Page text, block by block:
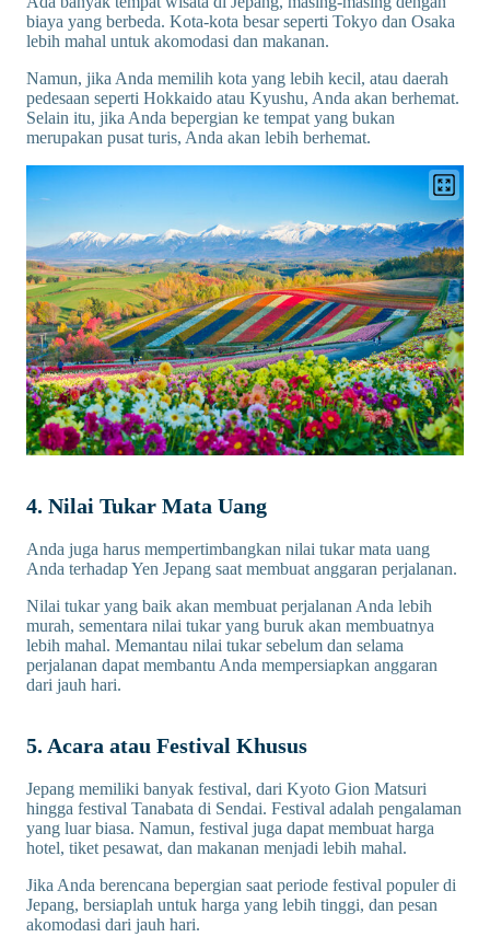
biaya yang berbeda. Kota-kota besar seperti Tokyo dan Osaka
lebih mahal untuk akomodasi dan makanan.
Namun, jika Anda memilih kota yang lebih kecil, atau daerah
pedesaan seperti Hokkaido atau Kyushu, Anda akan berhemat.
Selain itu, jika Anda bepergian ke tempat yang bukan
merupakan pusat turis, Anda akan lebih berhemat.
4. Nilai Tukar Mata Uang
Anda juga harus mempertimbangkan nilai tukar mata uang
Anda terhadap Yen Jepang saat membuat anggaran perjalanan.
Nilai tukar yang baik akan membuat perjalanan Anda lebih
murah, sementara nilai tukar yang buruk akan membuatnya
lebih mahal. Memantau nilai tukar sebelum dan selama
perjalanan dapat membantu Anda mempersiapkan anggaran
dari jauh hari.
5. Acara atau Festival Khusus
Jepang memiliki banyak festival, dari Kyoto Gion Matsuri
hingga festival Tanabata di Sendai. Festival adalah pengalaman
yang luar biasa. Namun, festival juga dapat membuat harga
hotel, tiket pesawat, dan makanan menjadi lebih mahal.
Jika Anda berencana bepergian saat periode festival populer di
Jepang, bersiaplah untuk harga yang lebih tinggi, dan pesan
akomodasi dari jauh hari.